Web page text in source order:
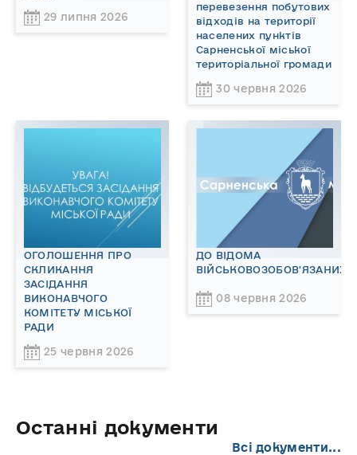
29 липня 2026
перевезення побутових
відходів на території
населених пунктів
Сарненської міської
територіальної громади
30 червня 2026
ОГОЛОШЕННЯ ПРО
СКЛИКАННЯ
ЗАСІДАННЯ
ВИКОНАВЧОГО
КОМІТЕТУ МІСЬКОЇ
РАДИ
25 червня 2026
ДО ВІДОМА
ВІЙСЬКОВОЗОБОВ'ЯЗАНИХ!
08 червня 2026
Останні документи
Всі документи...